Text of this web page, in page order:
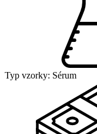
Typ vzorky: Sérum